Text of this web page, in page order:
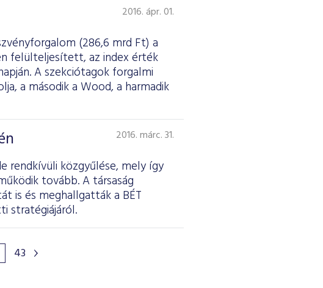
2016. ápr. 01.
(286,6 mrd Ft) a
felülteljesített, az index érték
A szekciótagok forgalmi
a második a Wood, a harmadik
2016. márc. 31.
rendkívüli közgyűlése, mely így
tovább. A társaság
is és meghallgatták a BÉT
stratégiájáról.
43